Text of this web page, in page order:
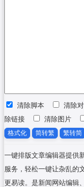
清除脚本 清除
除链接
清除图片
格式化
简转繁 繁转简
一键排版文章编辑器提供
服务，轻松一键让杂乱的
更易读。是新闻网站编辑